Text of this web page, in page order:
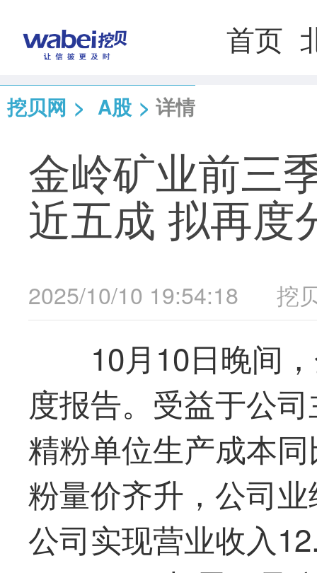
首页
挖贝网 > A股 > 详情
金岭矿业前三
近五成 拟再度
2025/10/10 19:54:18 挖
10月10日晚间
度报告。受益于公
精粉单位生产成本
粉量价齐升，公司
公司实现营业收入